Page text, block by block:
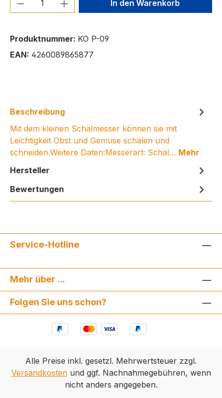
In den Warenkorb
Produktnummer: KO P-09
EAN: 4260089865877
Beschreibung
Mit dem kleinen Schälmesser können sie mit
Leichtigkeit Obst und Gemüse schälen und
schneiden.Weitere Daten:Messerart: Schäl… Mehr
Hersteller
Bewertungen
Service-Hotline
Mehr über ...
Folgen Sie uns schon?
Alle Preise inkl. gesetzl. Mehrwertsteuer zzgl.
Versandkostenund ggf. Nachnahmegebühren, wenn
nicht anders angegeben.